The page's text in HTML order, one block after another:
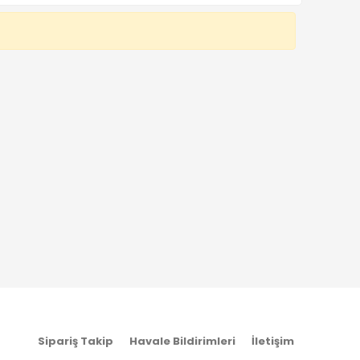
Sipariş Takip Havale Bildirimleri İletişim